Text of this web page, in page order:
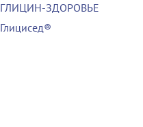
ГЛИЦИН-ЗДОРОВЬЕ
Глицисед®